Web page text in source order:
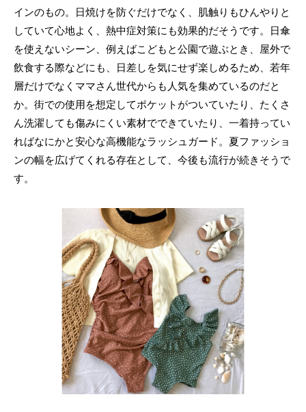
インのもの。日焼けを防ぐだけでなく、肌触りもひんやりと
していて心地よく、熱中症対策にも効果的だそうです。日傘
を使えないシーン、例えばこどもと公園で遊ぶとき、屋外で
飲食する際などにも、日差しを気にせず楽しめるため、若年
層だけでなくママさん世代からも人気を集めているのだと
か。街での使用を想定してポケットがついていたり、たくさ
ん洗濯しても傷みにくい素材でできていたり、一着持ってい
ればなにかと安心な高機能なラッシュガード。夏ファッショ
ンの幅を広げてくれる存在として、今後も流行が続きそうで
す。